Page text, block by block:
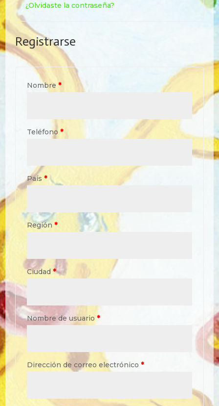
¿Olvidaste la contraseña?
Registrarse
Nombre*
Teléfono*
País*
Región*
Ciudad*
Nombre de usuario*
Dirección de correo electrónico*